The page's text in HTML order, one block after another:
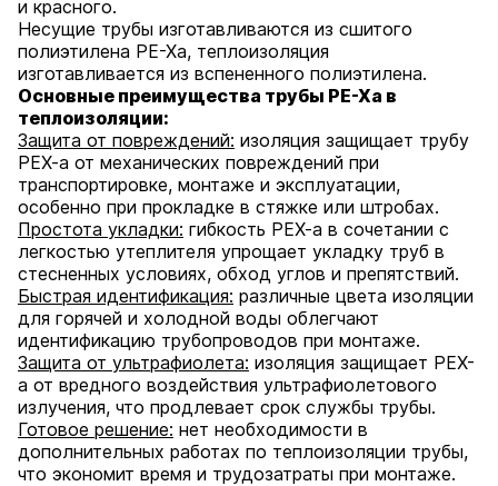
и красного.
Несущие трубы изготавливаются из сшитого
полиэтилена PE-Xa, теплоизоляция
изготавливается из вспененного полиэтилена.
Основные преимущества трубы PE-Xa в
теплоизоляции:
Защита от повреждений: изоляция защищает трубу
PEX-a от механических повреждений при
транспортировке, монтаже и эксплуатации,
особенно при прокладке в стяжке или штробах.
Простота укладки: гибкость PEX-a в сочетании с
легкостью утеплителя упрощает укладку труб в
стесненных условиях, обход углов и препятствий.
Быстрая идентификация: различные цвета изоляции
для горячей и холодной воды облегчают
идентификацию трубопроводов при монтаже.
Защита от ультрафиолета: изоляция защищает PEX-
a от вредного воздействия ультрафиолетового
излучения, что продлевает срок службы трубы.
Готовое решение: нет необходимости в
дополнительных работах по теплоизоляции трубы,
что экономит время и трудозатраты при монтаже.